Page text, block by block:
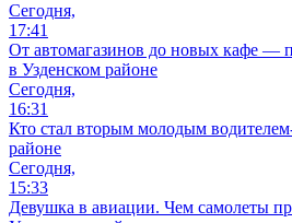
Сегодня,
17:41
От автомагазинов до новых кафе —
в Узденском районе
Сегодня,
16:31
Кто стал вторым молодым
районе
Сегодня,
15:33
Девушка в авиации. Чем самолеты